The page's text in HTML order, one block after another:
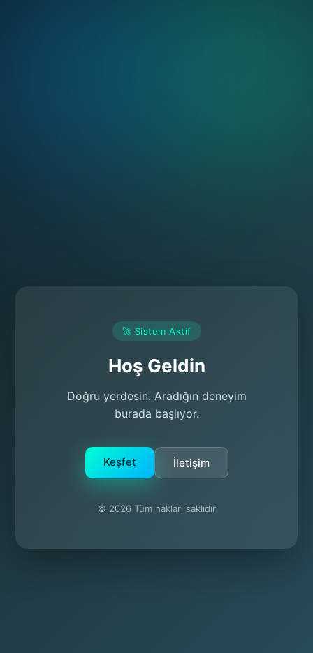
🚀 Sistem Aktif
Hoş Geldin
Doğru yerdesin. Aradığın deneyim
burada başlıyor.
Keşfet İletişim
© 2026 Tüm hakları saklıdır